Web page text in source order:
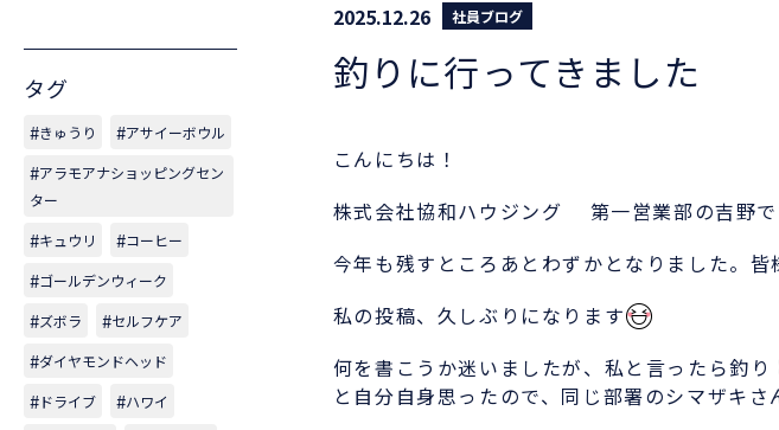
2025.12.26 社員ブログ
釣りに行ってきました
こんにちは！
株式会社協和ハウジング 第一営業部の吉野で
今年も残すところあとわずかとなりました。皆
私の投稿、久しぶりになります
何を書こうか迷いましたが、私と言ったら釣り
と自分自身思ったので、同じ部署のシマザキさ
タグ
きゅうり
アサイーボウル
アラモアナショッピングセン
ター
キュウリ
コーヒー
ゴールデンウィーク
ズボラ
セルフケア
ダイヤモンドヘッド
ドライブ
ハワイ